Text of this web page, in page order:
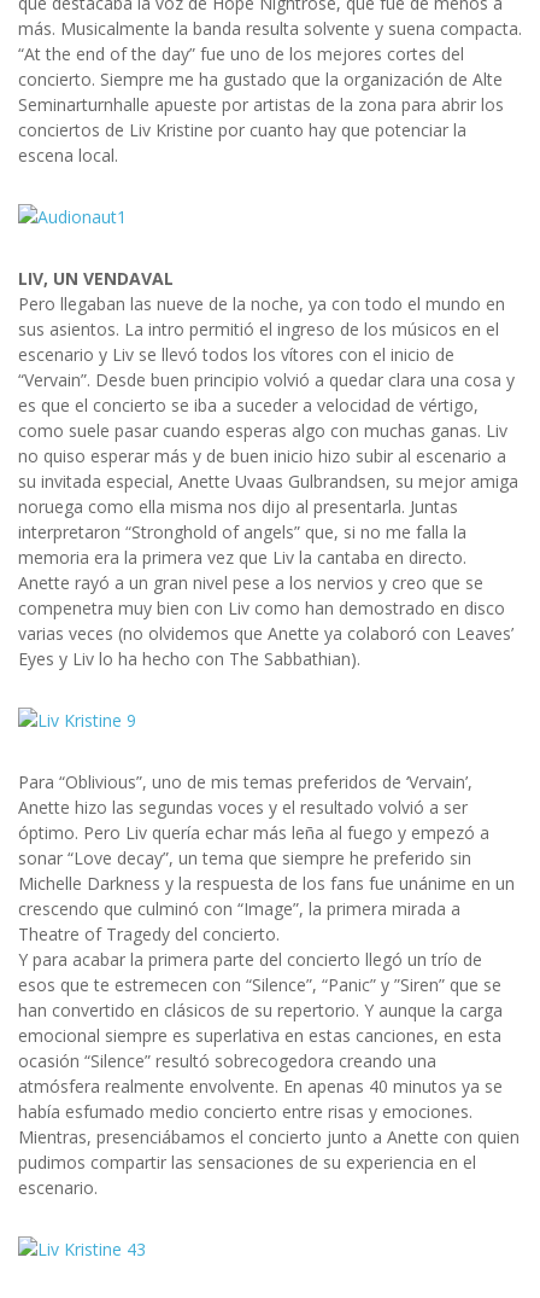
más. Musicalmente la banda resulta solvente y suena compacta.
“At the end of the day” fue uno de los mejores cortes del
concierto. Siempre me ha gustado que la organización de Alte
Seminarturnhalle apueste por artistas de la zona para abrir los
conciertos de Liv Kristine por cuanto hay que potenciar la
escena local.
LIV, UN VENDAVAL
Pero llegaban las nueve de la noche, ya con todo el mundo en
sus asientos. La intro permitió el ingreso de los músicos en el
escenario y Liv se llevó todos los vítores con el inicio de
“Vervain”. Desde buen principio volvió a quedar clara una cosa y
es que el concierto se iba a suceder a velocidad de vértigo,
como suele pasar cuando esperas algo con muchas ganas. Liv
no quiso esperar más y de buen inicio hizo subir al escenario a
su invitada especial, Anette Uvaas Gulbrandsen, su mejor amiga
noruega como ella misma nos dijo al presentarla. Juntas
interpretaron “Stronghold of angels” que, si no me falla la
memoria era la primera vez que Liv la cantaba en directo.
Anette rayó a un gran nivel pese a los nervios y creo que se
compenetra muy bien con Liv como han demostrado en disco
varias veces (no olvidemos que Anette ya colaboró con Leaves’
Eyes y Liv lo ha hecho con The Sabbathian).
Para “Oblivious”, uno de mis temas preferidos de ‘Vervain’,
Anette hizo las segundas voces y el resultado volvió a ser
óptimo. Pero Liv quería echar más leña al fuego y empezó a
sonar “Love decay”, un tema que siempre he preferido sin
Michelle Darkness y la respuesta de los fans fue unánime en un
crescendo que culminó con “Image”, la primera mirada a
Theatre of Tragedy del concierto.
Y para acabar la primera parte del concierto llegó un trío de
esos que te estremecen con “Silence”, “Panic” y ”Siren” que se
han convertido en clásicos de su repertorio. Y aunque la carga
emocional siempre es superlativa en estas canciones, en esta
ocasión “Silence” resultó sobrecogedora creando una
atmósfera realmente envolvente. En apenas 40 minutos ya se
había esfumado medio concierto entre risas y emociones.
Mientras, presenciábamos el concierto junto a Anette con quien
pudimos compartir las sensaciones de su experiencia en el
escenario.